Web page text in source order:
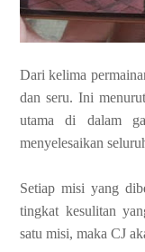
Dari kelima
dan seru. Ini
utama di dalam
menyelesaikan
Setiap misi yang
tingkat kesulitan
satu misi, maka CJ